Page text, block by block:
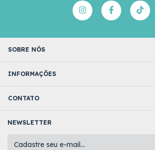
SOBRE NÓS
INFORMAÇÕES
CONTATO
NEWSLETTER